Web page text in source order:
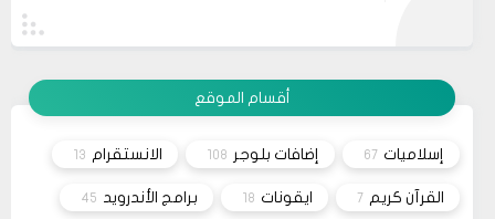
مشاركة
ليس هناك أي موقع لشراء القالب مثل خمسات أو
كفيل..، كما أنه ليس هناك مكان للتواصل عبر الفيسبوك
أقسام الموقع
إسلاميات 67 إضافات بلوجر 108 الانستقرام 13
القرآن كريم 7 ايقونات 18 برامج الأندرويد 45